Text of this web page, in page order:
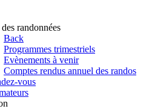
randonnées
Back
Programmes trimestriels
Evènements à venir
Comptes rendus annuel des randos
vous